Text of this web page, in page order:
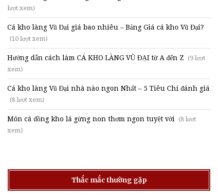
lượt xem)
Cá kho làng Vũ Đại giá bao nhiêu – Bảng Giá cá kho Vũ Đại?
(10 lượt xem)
Hướng dẫn cách làm CÁ KHO LÀNG VŨ ĐẠI từ A đến Z (9 lượt
xem)
Cá kho làng Vũ Đại nhà nào ngon Nhất – 5 Tiêu Chí đánh giá
(8 lượt xem)
Món cá đồng kho lá gừng non thơm ngon tuyệt vời (8 lượt
xem)
Thắc mắc thường gặp